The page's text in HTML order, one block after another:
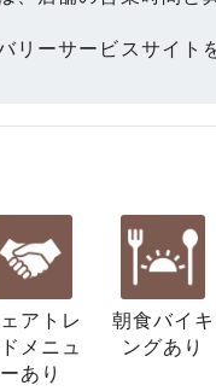
リーサービスサイト
アトレ
メニュ
ーあり
朝食バイキ
ングあり